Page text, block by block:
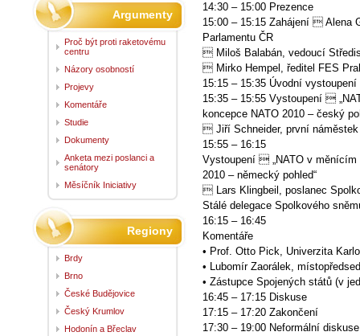
14:30 – 15:00 Prezence
15:00 – 15:15 Zahájení  Alena
Parlamentu ČR
 Miloš Balabán, vedoucí
 Mirko Hempel, ředitel FES
15:15 – 15:35 Úvodní
15:35 – 15:55 Vystoupení 
koncepce NATO 2010 – český
 Jiří Schneider, první
15:55 – 16:15
Vystoupení  „NATO v měnícím
2010 – německý pohled“
 Lars Klingbeil, poslanec
Stálé delegace Spolkového
16:15 – 16:45
Komentáře
• Prof. Otto Pick, Univerzita
• Lubomír Zaorálek,
• Zástupce Spojených států (v
16:45 – 17:15 Diskuse
17:15 – 17:20 Zakončení
17:30 – 19:00 Neformální
Argumenty
Proč být proti raketovému
centru
Názory osobností
Projevy
Komentáře
Studie
Dokumenty
Anketa mezi poslanci a
senátory
Měsíčník Iniciativy
Regiony
Brdy
Brno
České Budějovice
Český Krumlov
Hodonín a Břeclav